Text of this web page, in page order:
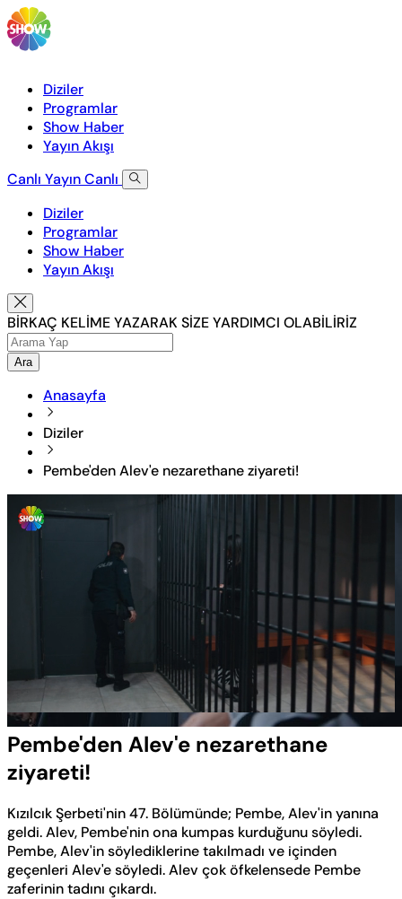
Diziler
Programlar
Show Haber
Yayın Akışı
Canlı YayınCanlı
Diziler
Programlar
Show Haber
Yayın Akışı
BİRKAÇ KELİME YAZARAK SİZE YARDIMCI OLABİLİRİZ
Ara
Anasayfa
Diziler
Pembe'den Alev'e nezarethane ziyareti!
Aç
26.00%
Oynatma
Hızı
Pembe'den Alev'e nezarethane
ziyareti!
Kızılcık Şerbeti'nin 47. Bölümünde; Pembe, Alev'in yanına
geldi. Alev, Pembe'nin ona kumpas kurduğunu söyledi.
Pembe, Alev'in söylediklerine takılmadı ve içinden
geçenleri Alev'e söyledi. Alev çok öfkelensede Pembe
zaferinin tadını çıkardı.